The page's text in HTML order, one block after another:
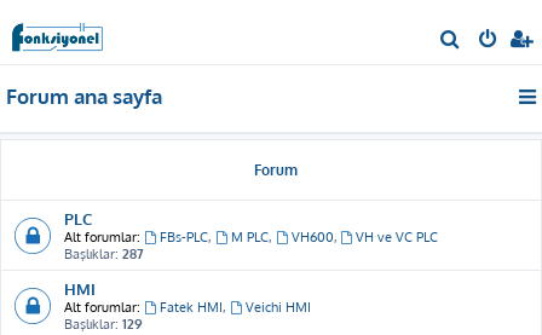
r
Forum ana sayfa
Forum
PLC
Alt forumlar: FBs-PLC, M PLC, VH600,
VH ve VC PLC
Başlıklar: 287
HMI
Alt forumlar: Fatek HMI,
Veichi HMI
Başlıklar: 129